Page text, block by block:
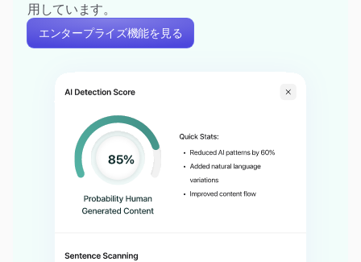
用しています。
エンタープライズ機能を見る